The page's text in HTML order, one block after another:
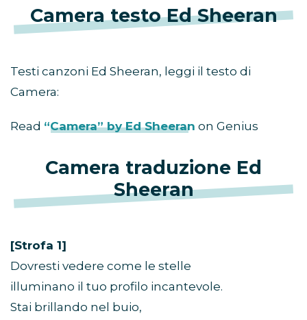
Camera testo Ed Sheeran
Testi canzoni Ed Sheeran, leggi il testo di
Camera:
Read “Camera” by Ed Sheeran on Genius
Camera traduzione Ed
Sheeran
[Strofa 1]
Dovresti vedere come le stelle
illuminano il tuo profilo incantevole.
Stai brillando nel buio,